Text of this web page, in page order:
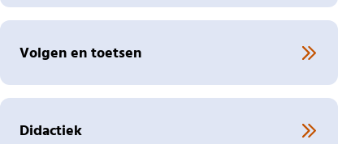
Volgen en toetsen
Didactiek